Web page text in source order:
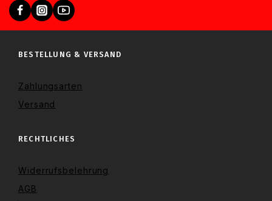
BESTELLUNG & VERSAND
Zahlungsarten
Versand
RECHTLICHES
Widerrufsbelehrung
AGB